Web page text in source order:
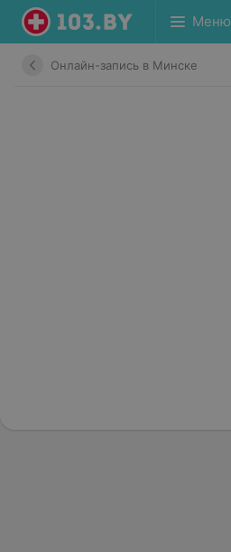
Меню
Онлайн-запись в Минске